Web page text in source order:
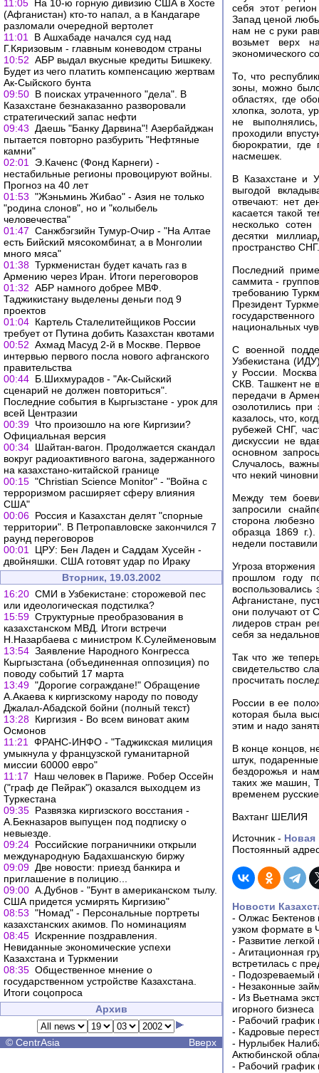
11:05
На 10-ю горную дивизию США в Хосте
(Афганистан) кто-то напал, а в Кандагаре
разломали очередной вертолет
11:01
В Ашхабаде начался суд над
Г.Кяризовым - главным коневодом страны
10:52 АБР выдал вкусные кредиты Бишкеку.
Будет из чего платить компенсацию жертвам
Ак-Сыйского бунта
09:50 В поисках утраченного "дела". В
Казахстане безнаказанно разворовали
стратегический запас нефти
09:43
Даешь "Банку Дарвина"! Азербайджан
пытается повторно разбурить "Нефтяные
камни"
02:01
Э.Каченс (Фонд Карнеги) -
нестабильные регионы провоцируют войны.
Прогноз на 40 лет
01:53 "Жэньминь Жибао" - Азия не только
"родина слонов", но и "колыбель
человечества"
01:47 Санжбэгзийн Тумур-Очир - "На Алтае
есть Бийский мясокомбинат, а в Монголии
много мяса"
01:38 Туркменистан будет качать газ в
Армению через Иран. Итоги переговоров
01:32 АБР намного добрее МВФ.
Таджикистану выделены деньги под 9
проектов
01:04 Картель Сталелитейщиков России
требует от Путина добить Казахстан квотами
00:52 Ахмад Масуд 2-й в Москве. Первое
интервью первого посла нового афганского
правительства
00:44 Б.Шихмурадов - "Ак-Сыйский
сценарий не должен повториться".
Последние события в Кыргызстане - урок для
всей Центразии
00:39 Что произошло на юге Киргизии?
Официальная версия
00:34 Шайтан-вагон. Продолжается скандал
вокруг радиоактивного вагона, задержанного
на казахстано-китайской границе
00:15 "Christian Science Monitor" - "Война с
терроризмом расширяет сферу влияния
США"
00:06 Россия и Казахстан делят "спорные
территории". В Петропавловске закончился 7
раунд переговоров
00:01
ЦРУ: Бен Ладен и Саддам Хусейн -
двойняшки. США готовят удар по Ираку
Вторник, 19.03.2002
16:20 СМИ в Узбекистане: сторожевой пес
или идеологическая подстилка?
15:59 Структурные преобразования в
казахстанском МВД. Итоги встречи
Н.Назарбаева с министром К.Сулейменовым
13:54 Заявление Народного Конгресса
Кыргызстана (объединенная оппозиция) по
поводу событий 17 марта
13:49 "Дорогие сограждане!" Обращение
А.Акаева к киргизскому народу по поводу
Джалал-Абадской бойни (полный текст)
13:28 Киргизия - Во всем виноват аким
Осмонов
11:21
ФРАНС-ИНФО - "Таджикская милиция
умыкнула у французской гуманитарной
миссии 60000 евро"
11:17
Наш человек в Париже. Робер Оссейн
("граф де Пейрак") оказался выходцем из
Туркестана
09:35 Развязка киргизского восстания -
А.Бекназаров выпущен под подписку о
невыезде.
09:24 Российские пограничники открыли
международную Бадахшанскую биржу
09:09 Две новости: приезд банкира и
приглашение в полицию...
09:00 А.Дубнов - "Бунт в американском тылу.
США придется усмирять Киргизию"
08:53 "Номад" - Персональные портреты
казахстанских акимов. По номинациям
08:45 Искренние поздравления.
Невиданные экономические успехи
Казахстана и Туркмении
08:35 Общественное мнение о
государственном устройстве Казахстана.
Итоги соцопроса
Архив
© CentrAsia Вверх
себя этот
Запад ценой
нам не с руки
возьмет верх
экономического
То, что
зоны, можно
областях, где
хлопка, золота,
не
проходили
бюрократии, где
насмешек.
В Казахстане и
выгодой
отвечают: нет
касается такой
несколько
десятки
пространство
Последний
саммита -
требованию
Президент
национальных
С военной
Узбекистана
у России.
СКВ. Ташкент не
передачи в
озолотились
казалось, что,
рубежей СНГ,
дискуссии не
основном
Случалось,
что некий
Между тем
запросили
сторона
образца 1869
недели
Угроза
прошлом году
Афганистане,
они получают от
лидеров стран
себя за
Так что же
свидетельство
просчитать
России в ее
которая была
этим и надо
В конце концов,
штук,
бездорожья и
таких же машин,
временем
Вахтанг ШЕЛИЯ
Источник - Новая
Постоянный
Новости
- Олжас Бектенов
узком формате в
- Развитие
- Агитационная
встретилась с
- Подозреваемый
- Незаконные
- Из Вьетнама
игорного бизнеса
- Рабочий график
- Кадровые
- Нурлыбек
Актюбинской
- Рабочий график